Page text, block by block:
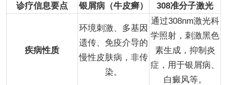
诊疗信息要点 银屑病（牛皮癣） 308准分子激光
疾病性质
环境刺激、多基因
遗传、免疫介导的
慢性皮肤病，非传
染。
通过308nm激光科
学照射，刺激黑色
素生成，抑制炎
症，用于银屑病、
白癜风等。